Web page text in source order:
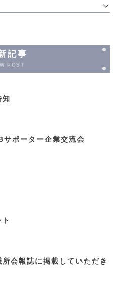
記事
POST
知
ポーター企業交流会
会報誌に掲載していただき